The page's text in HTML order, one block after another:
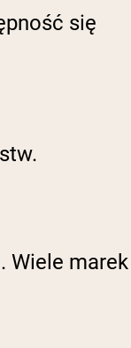
się
Wiele marek